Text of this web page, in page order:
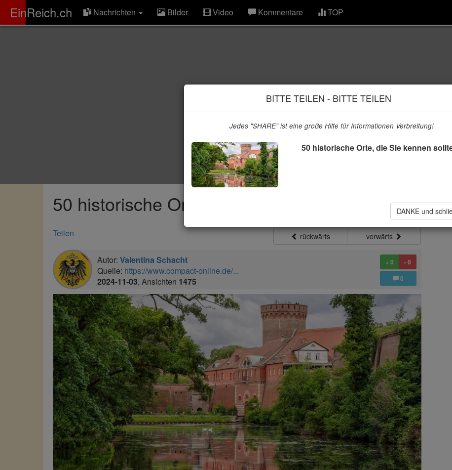
EinReich.ch Nachrichten Bilder Video Kommentare TOP
ER
50 historische Orte, die Sie kennen sollten
Teilen rückwärts vorwärts
+ 0
- 0
0
Autor: Valentina Schacht
Quelle: https://www.compact-online.de/...
2024-11-03, Ansichten 1475
BITTE TEILEN - BITTE TEILEN
Jedes "SHARE" ist eine große Hilfe für Informationen Verbreitung!
50 historische Orte, die Sie kennen
DANKE und